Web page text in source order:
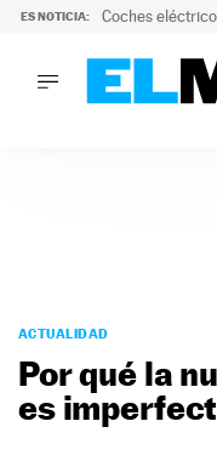
ES NOTICIA: Coches
PODCAST
MOTOS
TECNOLOGÍA
ACTUALIDAD
Por qué la
es